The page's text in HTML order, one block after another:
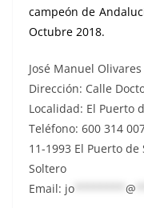
campeón de
Octubre 2018.
José Manuel
Dirección: Calle
Localidad: El Puerto
Teléfono: 600 314
11-1993 El Puerto
Soltero
Email: jo @